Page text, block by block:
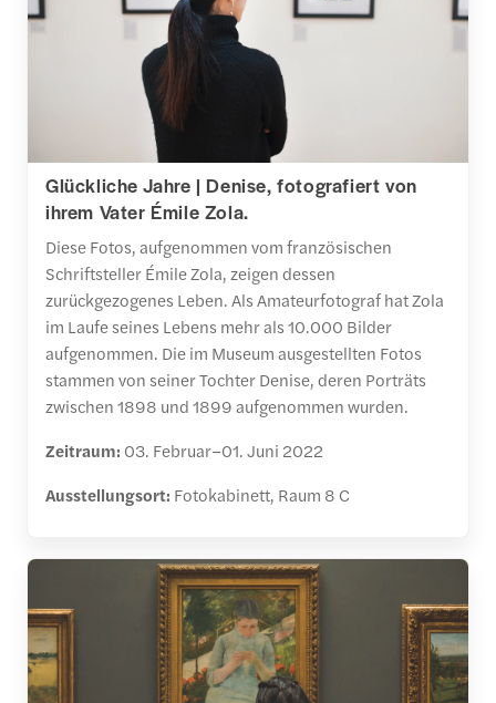
Glückliche Jahre | Denise, fotografiert von
ihrem Vater Émile Zola.
Diese Fotos, aufgenommen vom französischen
Schriftsteller Émile Zola, zeigen dessen
zurückgezogenes Leben. Als Amateurfotograf hat Zola
im Laufe seines Lebens mehr als 10.000 Bilder
aufgenommen. Die im Museum ausgestellten Fotos
stammen von seiner Tochter Denise, deren Porträts
zwischen 1898 und 1899 aufgenommen wurden.
Zeitraum: 03. Februar–01. Juni 2022
Ausstellungsort: Fotokabinett, Raum 8 C